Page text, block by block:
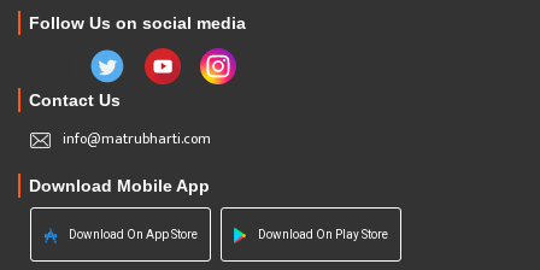
Follow Us on social media
Contact Us
info@matrubharti.com
Download Mobile App
Download On App Store Download On Play Store